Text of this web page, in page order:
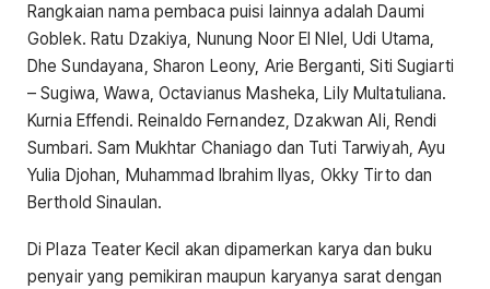
Rangkaian nama pembaca puisi lainnya adalah Daumi
Goblek. Ratu Dzakiya, Nunung Noor El NIel, Udi Utama,
Dhe Sundayana, Sharon Leony, Arie Berganti, Siti Sugiarti
– Sugiwa, Wawa, Octavianus Masheka, Lily Multatuliana.
Kurnia Effendi. Reinaldo Fernandez, Dzakwan Ali, Rendi
Sumbari. ⁠Sam Mukhtar Chaniago dan Tuti Tarwiyah, Ayu
Yulia Djohan, Muhammad Ibrahim Ilyas, Okky Tirto dan
Berthold Sinaulan.
Di Plaza Teater Kecil akan dipamerkan karya dan buku
penyair yang pemikiran maupun karyanya sarat dengan